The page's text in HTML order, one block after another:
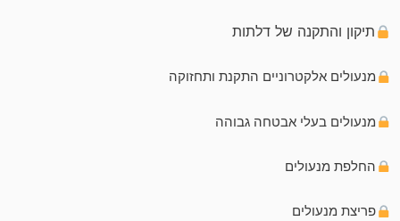
תיקון והתקנה של דלתות
מנעולים אלקטרוניים התקנת ותחזוקה
מנעולים בעלי אבטחה גבוהה
החלפת מנעולים
פריצת מנעולים